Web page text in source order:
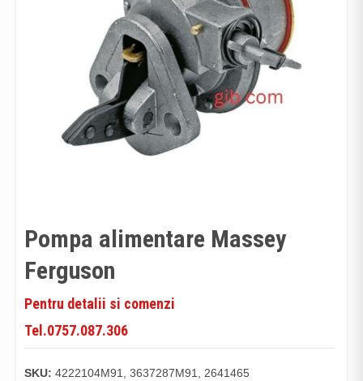
Pompa alimentare Massey
Ferguson
Pentru detalii si comenzi
Tel.0757.087.306
SKU: 4222104M91, 3637287M91, 2641465